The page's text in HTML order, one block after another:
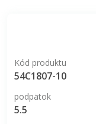
Kód produktu
54C1807-10
podpätok
5.5